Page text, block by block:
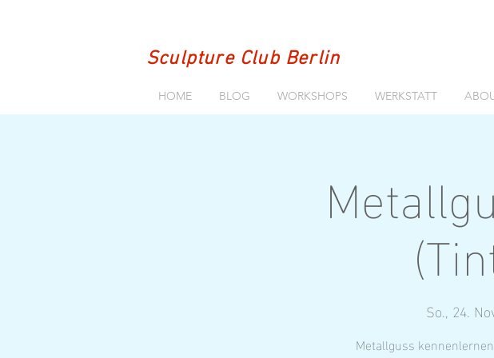
Sculpture Club Berlin
HOME BLOG WORKSHOPS WERKSTATT
So., 24.
Metallguss